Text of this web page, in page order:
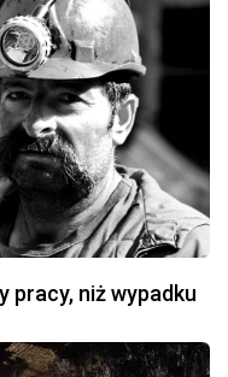
pracy, niż wypadku